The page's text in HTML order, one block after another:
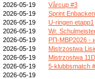
2026-05-19
Vårcup #3
2026-05-19
Sprint
2026-05-19
U-ringen etapp1
2026-05-19
Wr.
2026-05-19
РП-МВР2026 -
2026-05-19
Mistrzostwa
2026-05-19
Mistrzostwa
2026-05-19
5-klubbsmatch
2026-05-19